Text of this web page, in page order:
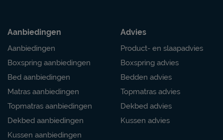
Aanbiedingen
Aanbiedingen
Boxspring aanbiedingen
Bed aanbiedingen
Matras aanbiedingen
Topmatras aanbiedingen
Dekbed aanbiedingen
Kussen aanbiedingen
Advies
Product- en slaapadvies
Boxspring advies
Bedden advies
Topmatras advies
Dekbed advies
Kussen advies